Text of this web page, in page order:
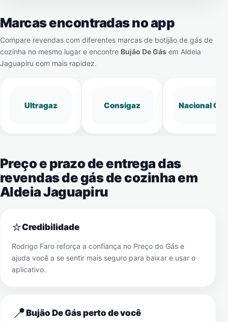
Marcas encontradas no app
Compare revendas com diferentes marcas de botijão de gás de
cozinha no mesmo lugar e encontre Bujão De Gás em Aldeia
Jaguapiru com mais rapidez.
Ultragaz Consigaz Nacional Gás
Preço e prazo de entrega das
revendas de gás de cozinha em
Aldeia Jaguapiru
⭐Credibilidade
Rodrigo Faro reforça a confiança no Preço do Gás e
ajuda você a se sentir mais seguro para baixar e usar o
aplicativo.
📍Bujão De Gás perto de você